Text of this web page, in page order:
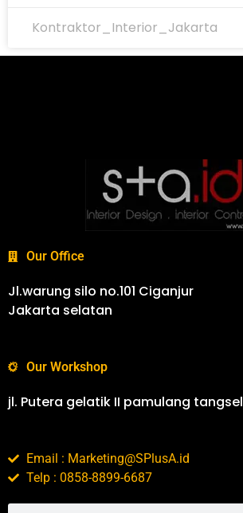
Kontraktor_Interior_Jakarta
Our Office
Jl.warung silo no.101 Ciganjur
Jakarta selatan
Our Workshop
jl. Putera gelatik II pamulang tangsel
Email : Marketing@SPlusA.id
Telp : 0858-8899-6687